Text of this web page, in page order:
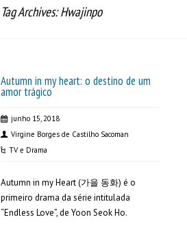
Tag Archives: Hwajinpo
Autumn in my heart: o destino de um
amor trágico
junho 15, 2018
Virgine Borges de Castilho Sacoman
TV e Drama
Autumn in my Heart (가을 동화) é o
primeiro drama da série intitulada
“Endless Love”, de Yoon Seok Ho.